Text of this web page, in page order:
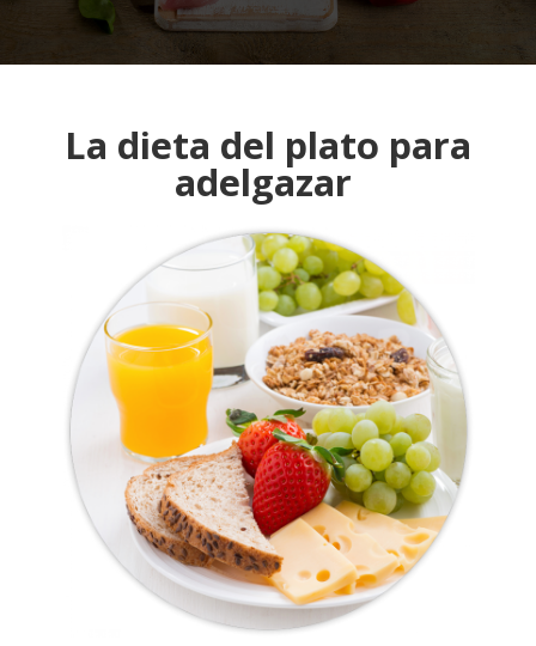
La dieta del plato para
adelgazar